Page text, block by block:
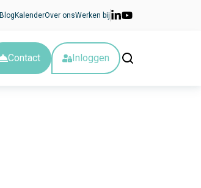
Blog KalenderOver onsWerken bij
Contact Inloggen